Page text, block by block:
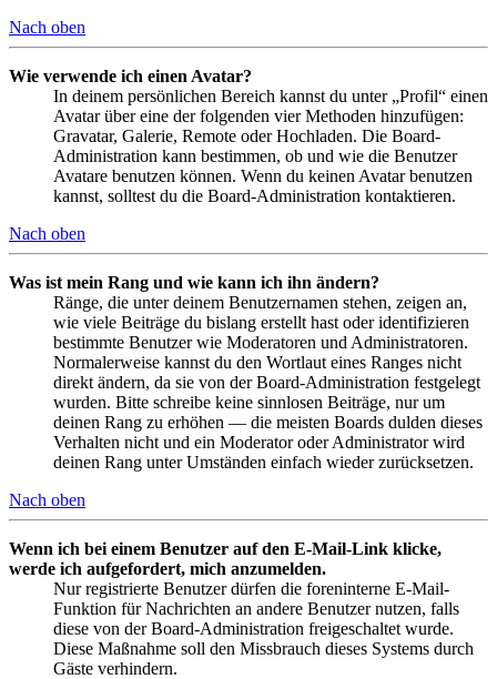
Nach oben
Wie verwende ich einen Avatar?
In deinem persönlichen Bereich kannst du unter „Profil“ einen
Avatar über eine der folgenden vier Methoden hinzufügen:
Gravatar, Galerie, Remote oder Hochladen. Die Board-
Administration kann bestimmen, ob und wie die Benutzer
Avatare benutzen können. Wenn du keinen Avatar benutzen
kannst, solltest du die Board-Administration kontaktieren.
Nach oben
Was ist mein Rang und wie kann ich ihn ändern?
Ränge, die unter deinem Benutzernamen stehen, zeigen an,
wie viele Beiträge du bislang erstellt hast oder identifizieren
bestimmte Benutzer wie Moderatoren und Administratoren.
Normalerweise kannst du den Wortlaut eines Ranges nicht
direkt ändern, da sie von der Board-Administration festgelegt
wurden. Bitte schreibe keine sinnlosen Beiträge, nur um
deinen Rang zu erhöhen — die meisten Boards dulden dieses
Verhalten nicht und ein Moderator oder Administrator wird
deinen Rang unter Umständen einfach wieder zurücksetzen.
Nach oben
Wenn ich bei einem Benutzer auf den E-Mail-Link klicke,
werde ich aufgefordert, mich anzumelden.
Nur registrierte Benutzer dürfen die foreninterne E-Mail-
Funktion für Nachrichten an andere Benutzer nutzen, falls
diese von der Board-Administration freigeschaltet wurde.
Diese Maßnahme soll den Missbrauch dieses Systems durch
Gäste verhindern.